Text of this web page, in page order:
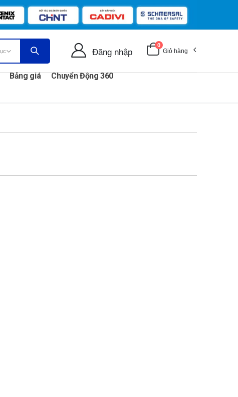
Đăng nhập
0
Giỏ hàng
Bảng giá Chuyển Động 360